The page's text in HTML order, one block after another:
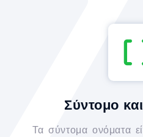
Σύντομο
Τα σύντομα ονόματα